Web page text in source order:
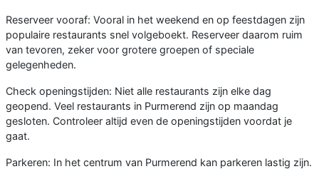
Reserveer vooraf: Vooral in het weekend en op feestdagen zijn
populaire restaurants snel volgeboekt. Reserveer daarom ruim
van tevoren, zeker voor grotere groepen of speciale
gelegenheden.
Check openingstijden: Niet alle restaurants zijn elke dag
geopend. Veel restaurants in Purmerend zijn op maandag
gesloten. Controleer altijd even de openingstijden voordat je
gaat.
Parkeren: In het centrum van Purmerend kan parkeren lastig zijn.